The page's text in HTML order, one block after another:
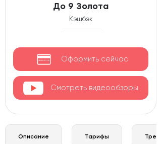
До 9 Золота
Кэшбэк
Оформить сейчас
Смотреть видеообзоры
Описание Тарифы